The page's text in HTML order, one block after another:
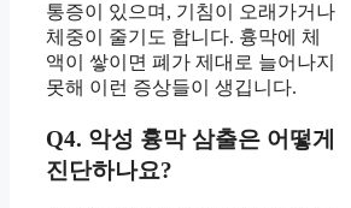
통증이 있으며, 기침이 오래가거나
체중이 줄기도 합니다. 흉막에 체
액이 쌓이면 폐가 제대로 늘어나지
못해 이런 증상들이 생깁니다.
Q4. 악성 흉막 삼출은 어떻게
진단하나요?